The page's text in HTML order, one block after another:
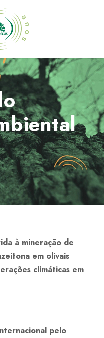
à mineração de
em olivais
climáticas em
pelo